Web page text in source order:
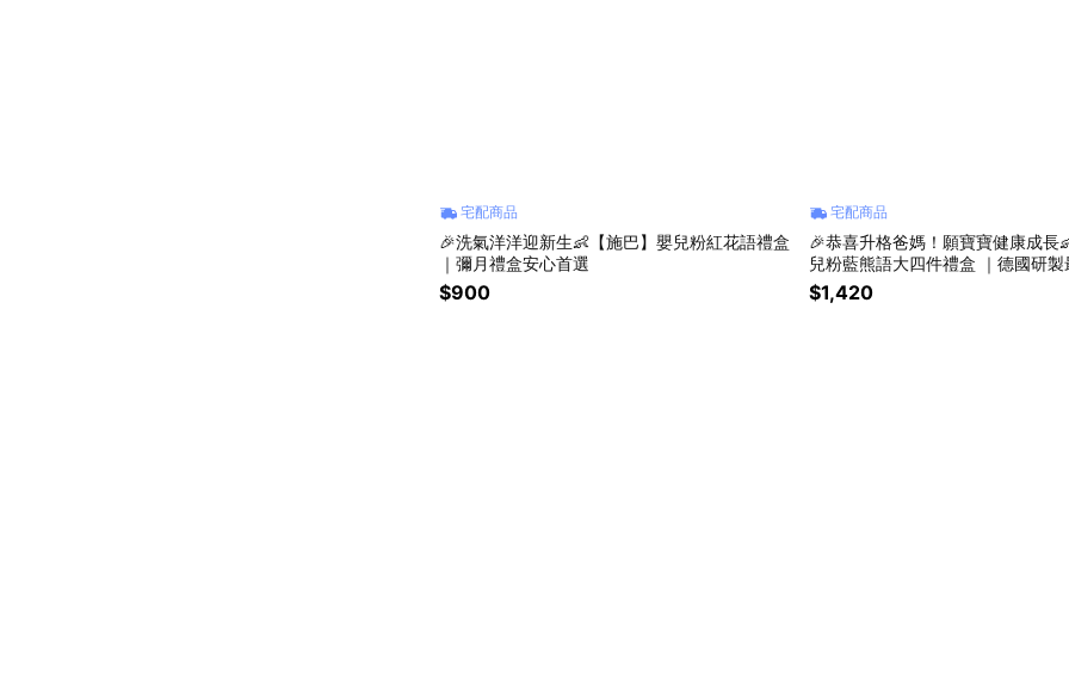
宅配商品
🎉洗氣洋洋迎新生👶【施巴】嬰兒粉紅花語禮盒
｜彌月禮盒安心首選
$900
宅配商品
🎉恭喜升格爸媽！願寶寶健康成長
兒粉藍熊語大四件禮盒 ｜德國研製
禮
$1,420